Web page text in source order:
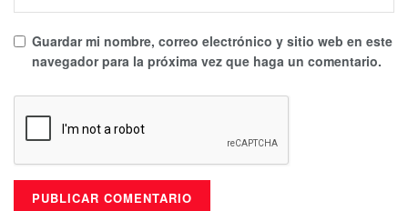
Guardar mi nombre, correo electrónico y sitio web en este
navegador para la próxima vez que haga un comentario.